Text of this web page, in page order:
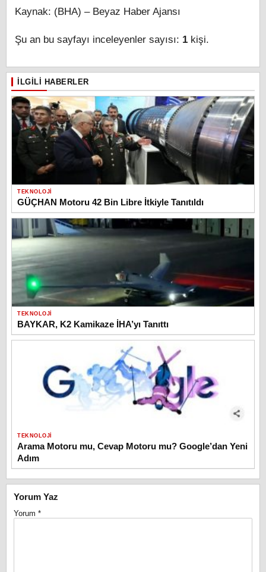
Kaynak: (BHA) – Beyaz Haber Ajansı
Şu an bu sayfayı inceleyenler sayısı: 1 kişi.
İLGILI HABERLER
TEKNOLOJI
GÜÇHAN Motoru 42 Bin Libre İtkiyle Tanıtıldı
TEKNOLOJI
BAYKAR, K2 Kamikaze İHA’yı Tanıttı
TEKNOLOJI
Arama Motoru mu, Cevap Motoru mu? Google’dan Yeni
Adım
Yorum Yaz
Yorum *